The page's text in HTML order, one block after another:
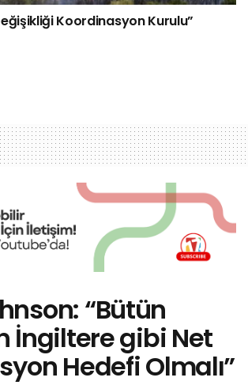
Koordinasyon Kurulu”
“Bütün
İngiltere gibi Net
Hedefi Olmalı”